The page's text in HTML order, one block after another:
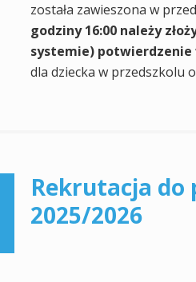
została zawieszona w
godziny 16:00 należy
systemie) potwierdzenie
dla dziecka w przedszkolu
Rekrutacja do
2025/2026